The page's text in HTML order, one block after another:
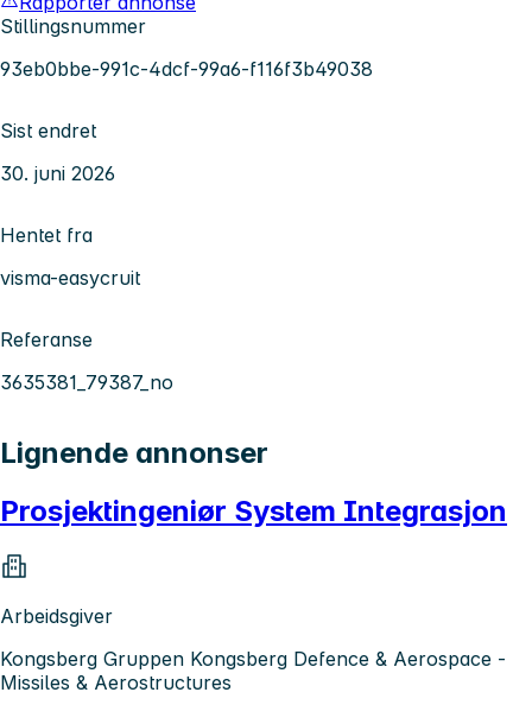
Stillingsnummer
93eb0bbe-991c-4dcf-99a6-f116f3b49038
Sist endret
30. juni 2026
Hentet fra
visma-easycruit
Referanse
3635381_79387_no
Lignende annonser
Prosjektingeniør System Integrasjon
Arbeidsgiver
Kongsberg Gruppen Kongsberg Defence & Aerospace -
Missiles & Aerostructures